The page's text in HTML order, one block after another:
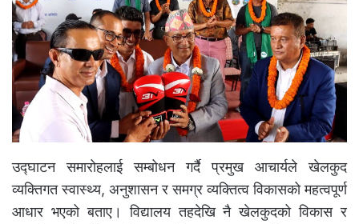
उद्घाटन समारोहलाई सम्बोधन गर्दै प्रमुख आचार्यले खेलकुद
व्यक्तिगत स्वास्थ्य, अनुशासन र समग्र व्यक्तित्व विकासको महत्वपूर्ण
आधार भएको बताए। विद्यालय तहदेखि नै खेलकुदको विकास र